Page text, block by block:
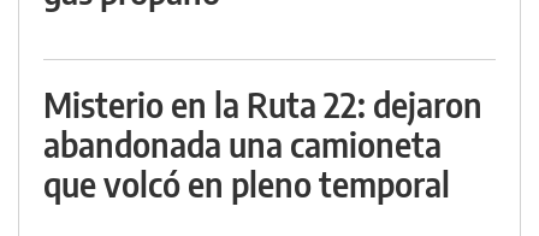
Misterio en la Ruta 22: dejaron
abandonada una camioneta
que volcó en pleno temporal